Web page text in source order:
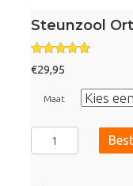
Steunzool
Gewaardee
rd
uit 5
€29,95
Maat
Steunzool
Ortho